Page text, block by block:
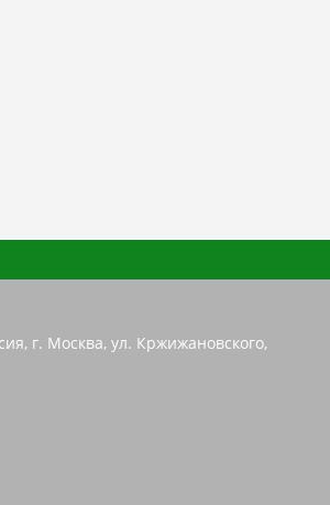
г. Москва, ул. Кржижановского,